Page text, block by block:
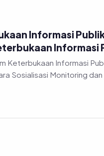
Informasi
Informasi
Keterbukaan Informasi
Sosialisasi Monitoring dan